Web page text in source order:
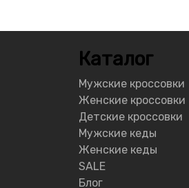
Каталог
Мужские кроссовки
Женские кроссовки
Детские кроссовки
Мужские кеды
Женские кеды
SALE
Блог